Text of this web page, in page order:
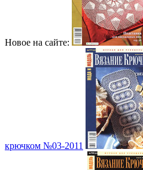
Новое на сайте:
крючком №03-2011